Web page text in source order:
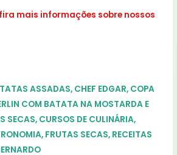
mais informações sobre nossos
ASSADAS, CHEF EDGAR, COPA
COM BATATA NA MOSTARDA E
SECAS, CURSOS DE CULINÁRIA,
, FRUTAS SECAS, RECEITAS